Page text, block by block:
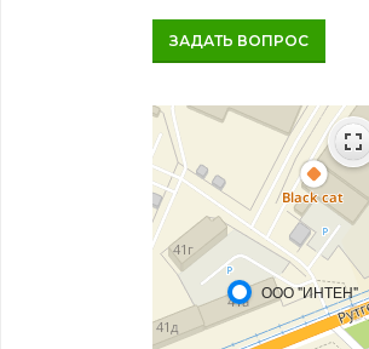
ЗАДАТЬ ВОПРОС